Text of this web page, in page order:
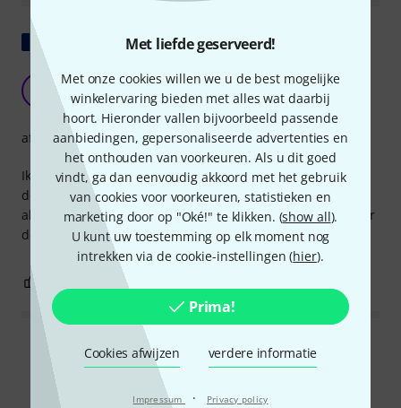
Met liefde geserveerd!
Met onze cookies willen we u de best mogelijke
winkelervaring bieden met alles wat daarbij
hoort. Hieronder vallen bijvoorbeeld passende
aanbiedingen, gepersonaliseerde advertenties en
het onthouden van voorkeuren. Als u dit goed
vindt, ga dan eenvoudig akkoord met het gebruik
van cookies voor voorkeuren, statistieken en
marketing door op "Oké!" te klikken. (show all).
U kunt uw toestemming op elk moment nog
intrekken via de cookie-instellingen (hier).
Prima!
Cookies afwijzen verdere informatie
Impressum · Privacy policy
Origineel tonen
doet wat het moet doen.
bébé76 13.06.2025
Ik had geen idee wat ik kon verwachten, maar deze molen
doet wat hij moet doen. Het plastic lijkt stevig; nu moet ik
alleen nog zien hoe hij het op de lange termijn houdt, maar
de prijs-kwaliteitverhouding is onverslaanbaar.
afwerking
Alle waarderingen lezen